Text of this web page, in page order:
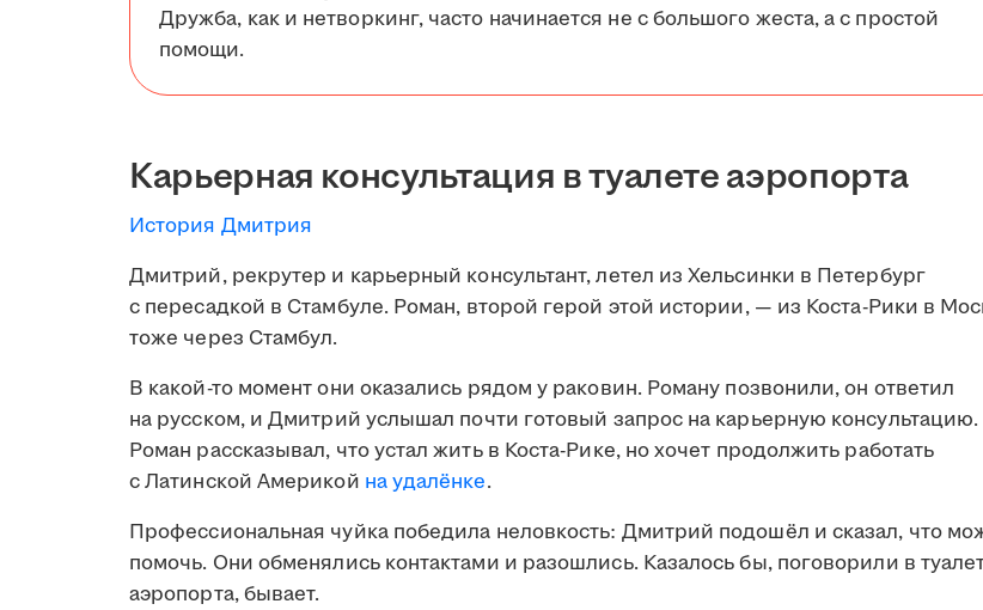
Дружба, как и нетворкинг, часто начинается не с большого жеста, а с простой
помощи.
Карьерная консультация в туалете аэропорта
История Дмитрия
Дмитрий, рекрутер и карьерный консультант, летел из Хельсинки в Петербург
с пересадкой в Стамбуле. Роман, второй герой этой истории, — из Коста-Рики в
тоже через Стамбул.
В какой-то момент они оказались рядом у раковин. Роману позвонили, он ответил
на русском, и Дмитрий услышал почти готовый запрос на карьерную консультацию.
Роман рассказывал, что устал жить в Коста-Рике, но хочет продолжить работать
с Латинской Америкой на удалёнке.
Профессиональная чуйка победила неловкость: Дмитрий подошёл и сказал, что
помочь. Они обменялись контактами и разошлись. Казалось бы, поговорили в
аэропорта, бывает.